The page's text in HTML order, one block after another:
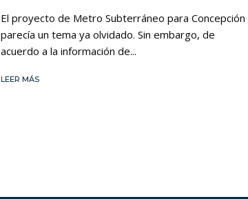
El proyecto de Metro Subterráneo para Concepción
parecía un tema ya olvidado. Sin embargo, de
acuerdo a la información de...
LEER MÁS